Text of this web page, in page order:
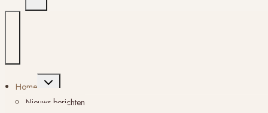
Home
Toggle
submenu
Nieuws berichten